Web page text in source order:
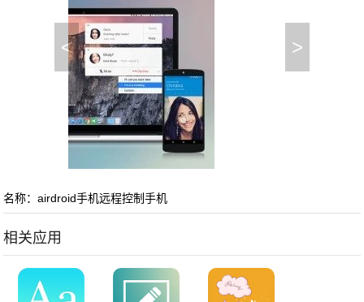
< >
名称：airdroid手机远程控制手机
相关应用